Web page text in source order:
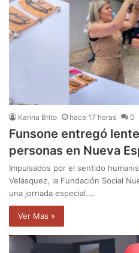
Karina Brito hace 17 horas 0
Funsone entregó
personas en Nueva
Impulsados por el sentido
Velásquez, la Fundación Social
una jornada especial.…
Ver Mas »